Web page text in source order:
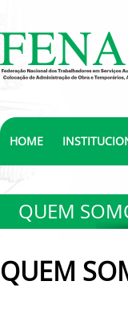
HOME
QUEM
QUEM